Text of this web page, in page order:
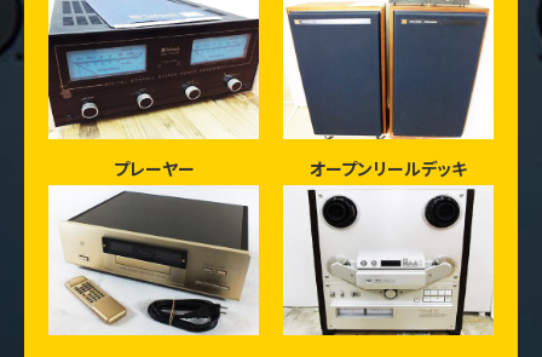
プレーヤー オープンリールデッキ